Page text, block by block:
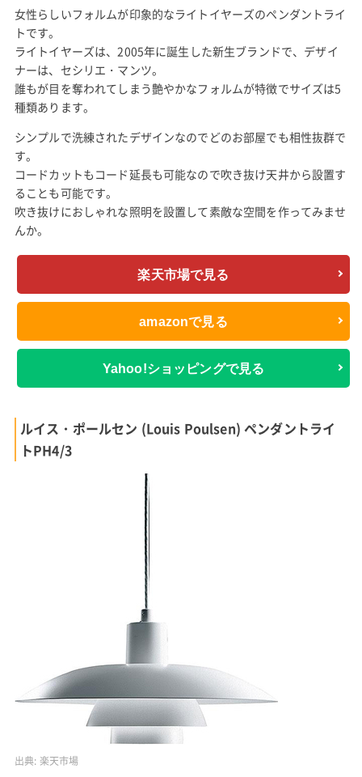
女性らしいフォルムが印象的なライトイヤーズのペンダントライ
トです。
ライトイヤーズは、2005年に誕生した新生ブランドで、デザイ
ナーは、セシリエ・マンツ。
誰もが目を奪われてしまう艶やかなフォルムが特徴でサイズは5
種類あります。
シンプルで洗練されたデザインなのでどのお部屋でも相性抜群で
す。
コードカットもコード延長も可能なので吹き抜け天井から設置す
ることも可能です。
吹き抜けにおしゃれな照明を設置して素敵な空間を作ってみませ
んか。
楽天市場で見る
amazonで見る
Yahoo!ショッピングで見る
ルイス・ポールセン (Louis Poulsen) ペンダントライ
トPH4/3
出典: 楽天市場